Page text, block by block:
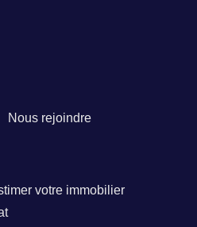
Nous rejoindre
votre immobilier